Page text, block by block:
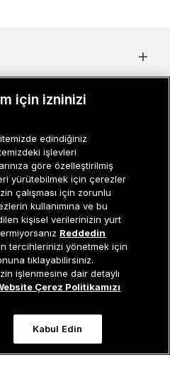
20
markasıdır. © Eren Holding
için izninizi
edindiğiniz
işlevleri
göre özelleştirilmiş
yürütebilmek için çerezler
çalışması için zorunlu
kullanımına ve bu
kişisel verilerinizin yurt
Reddedin
tercihlerinizi yönetmek için
tıklayabilirsiniz.
işlenmesine dair detaylı
Çerez Politikamızı
Kabul Edin